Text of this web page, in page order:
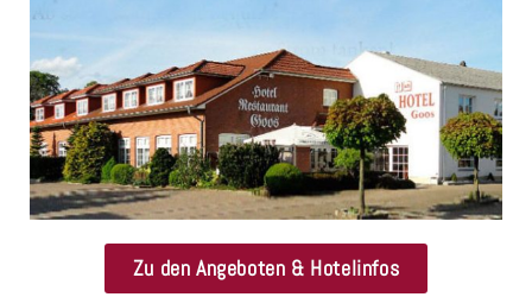
Zu den Angeboten & Hotelinfos